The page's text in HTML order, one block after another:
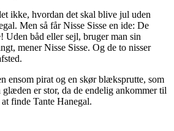
ikke, hvordan det skal blive jul uden
Men så får Nisse Sisse en ide: De
Uden båd eller sejl, bruger man sin
mener Nisse Sisse. Og de to nisser
ensom pirat og en skør blæksprutte, som
glæden er stor, da de endelig ankommer til
finde Tante Hanegal.